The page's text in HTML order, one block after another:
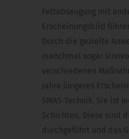
Fettabsaugung mit
Erscheinungsbild
Durch die gezielte
manchmal sogar
verschiedenen
Jahre jüngeres
SMAS-Technik. Sie ist
Schichten. Diese sind
durchgeführt und das